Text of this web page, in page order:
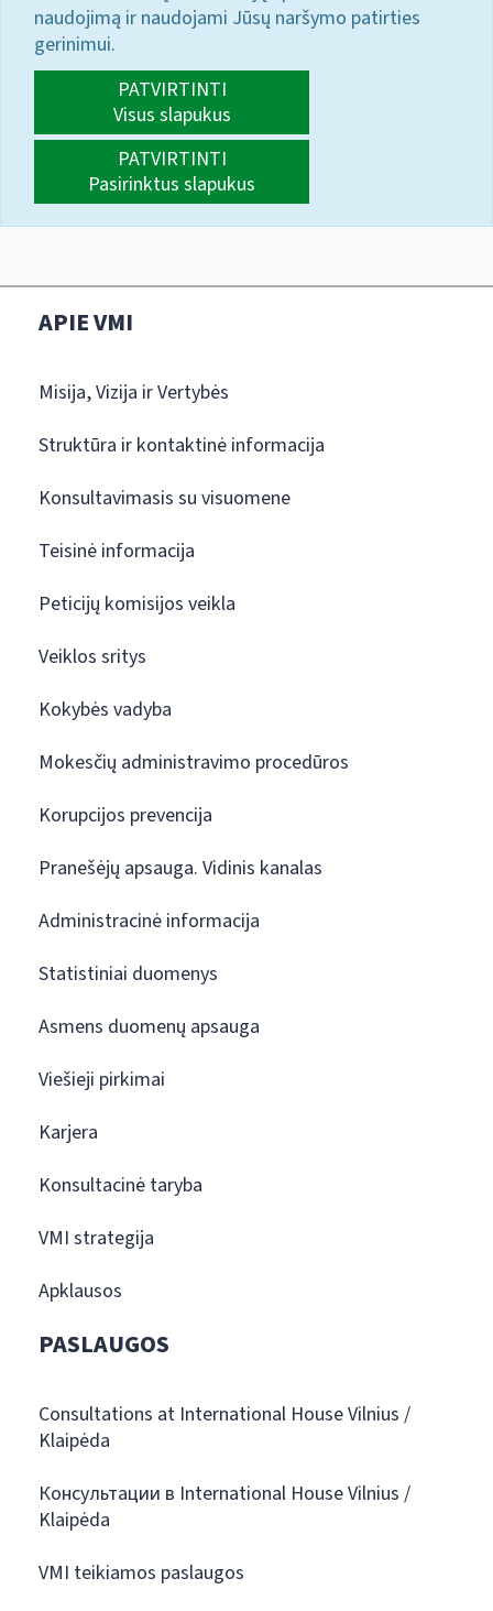
naudojimą ir naudojami Jūsų naršymo patirties
gerinimui.
PATVIRTINTI
Visus slapukus
PATVIRTINTI
Pasirinktus slapukus
APIE VMI
Misija, Vizija ir Vertybės
Struktūra ir kontaktinė informacija
Konsultavimasis su visuomene
Teisinė informacija
Peticijų komisijos veikla
Veiklos sritys
Kokybės vadyba
Mokesčių administravimo procedūros
Korupcijos prevencija
Pranešėjų apsauga. Vidinis kanalas
Administracinė informacija
Statistiniai duomenys
Asmens duomenų apsauga
Viešieji pirkimai
Karjera
Konsultacinė taryba
VMI strategija
Apklausos
PASLAUGOS
Consultations at International House Vilnius /
Klaipėda
Консультации в International House Vilnius /
Klaipėda
VMI teikiamos paslaugos